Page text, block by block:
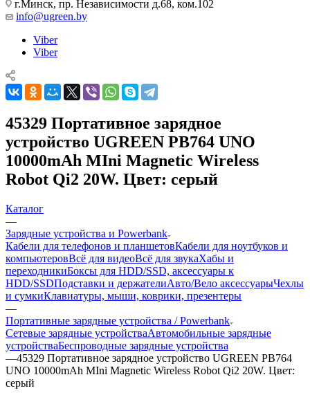
г.Минск, пр. Независимости д.68, ком.102
info@ugreen.by
Viber
Viber
45329 Портативное зарядное
устройство UGREEN PB764 UNO
10000mAh MIni Magnetic Wireless
Robot Qi2 20W. Цвет: серый
Каталог
—
Зарядные устройства и Powerbank
Кабели для телефонов и планшетовКабели для ноутбуков и
компьютеровВсё для видеоВсё для звукаХабы и
переходникиБоксы для HDD/SSD, аксессуары к
HDD/SSDПодставки и держателиАвто/Вело аксессуарыЧехлы
и сумкиКлавиатуры, мыши, коврики, презентеры
—
Портативные зарядные устройства / Powerbank
Сетевые зарядные устройстваАвтомобильные зарядные
устройстваБеспроводные зарядные устройства
—45329 Портативное зарядное устройство UGREEN PB764
UNO 10000mAh MIni Magnetic Wireless Robot Qi2 20W. Цвет:
серый